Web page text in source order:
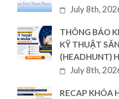
July 8th,
THÔNG BÁO
KỸ THUẬT
(HEADHUNT)
July 8th,
RECAP KHÓA